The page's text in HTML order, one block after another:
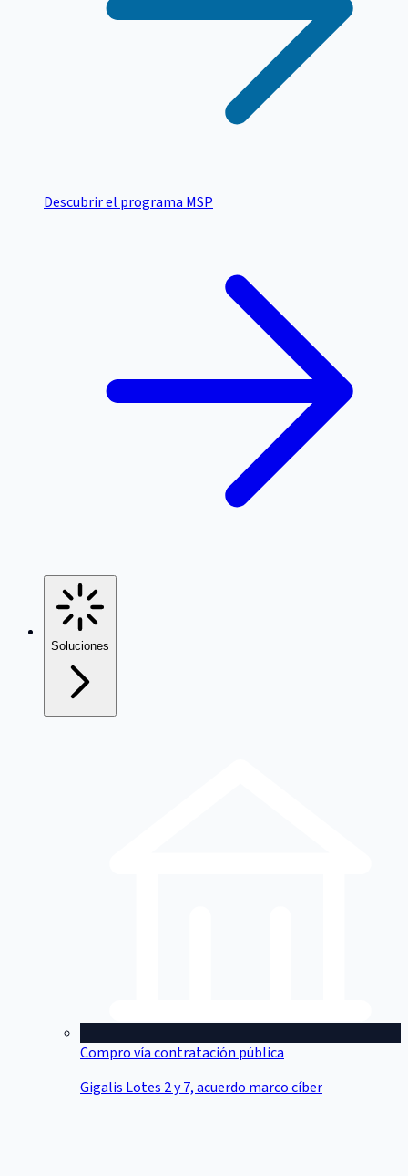
Descubrir el programa MSP
Soluciones
Compro vía contratación pública
Gigalis Lotes 2 y 7, acuerdo marco cíber